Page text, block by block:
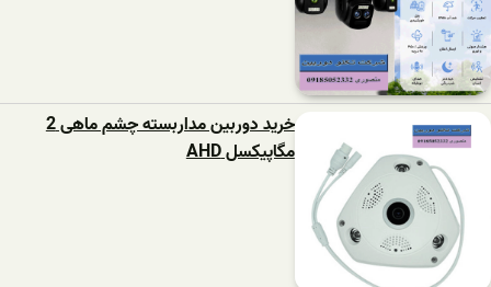
خرید دوربین مداربسته چشم ماهی 2
مگاپیکسل AHD